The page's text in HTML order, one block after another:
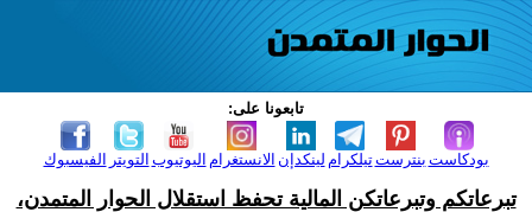
تابعونا على:
الفيسبوك التويتر اليوتيوب الانستغرام لينكدإن تيلكرامبنترست بودكاست
تبرعاتكم وتبرعاتكن المالية تحفظ استقلال الحوار المتمدن،